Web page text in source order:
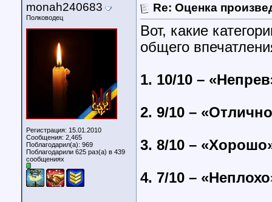
monah240683
Полководец
Регистрация: 15.01.2010
Сообщения: 2,465
Поблагодарил(а): 969
Поблагодарили 625 раз(а) в 439
сообщениях
Re: Оценка
Вот, какие
общего
1. 10/10 –
2. 9/10 –
3. 8/10 –
4. 7/10 –